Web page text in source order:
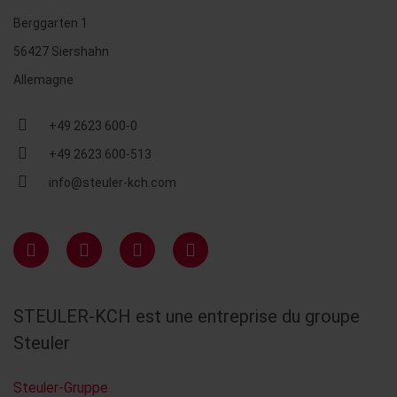
Berggarten 1
56427 Siershahn
Allemagne
+49 2623 600-0
+49 2623 600-513
info@steuler-kch.com
STEULER-KCH est une entreprise du groupe
Steuler
Steuler-Gruppe